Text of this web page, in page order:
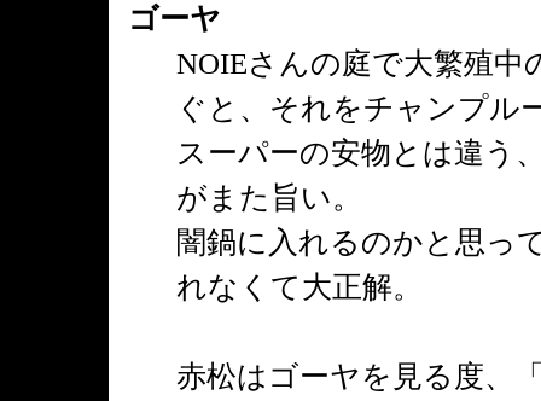
ゴーヤ
NOIEさんの庭で大繁殖中
ぐと、それをチャンプル
スーパーの安物とは違う
がまた旨い。
闇鍋に入れるのかと思っ
れなくて大正解。
赤松はゴーヤを見る度、